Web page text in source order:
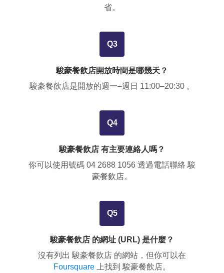
省。
Q3
駿豪餐飲店開放時間是哪幾天？
駿豪餐飲店是開放的週一–週日 11:00–20:30 。
Q4
駿豪餐飲店 有主要連絡人嗎？
你可以使用號碼 04 2688 1056 透過電話聯絡 駿
豪餐飲店。
Q5
駿豪餐飲店 的網址 (URL) 是什麼？
沒有列出 駿豪餐飲店 的網站，但你可以在
Foursquare 上找到 駿豪餐飲店。